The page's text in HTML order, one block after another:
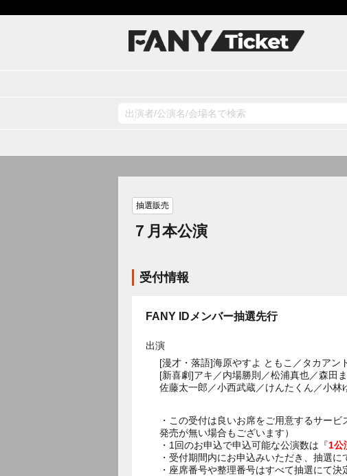
抽選販売
７月本公演
受付情報
FANY IDメンバー抽選先行
出演
[漫才・落語]海原やすよ ともこ／タカアン
[新喜劇]アキ／内場勝則／松浦真也／森田
佐藤太一郎／小西武蔵／けんたくん／小
・この受付は良いお席をご用意するサー
発売が無い場合もございます）
・1回のお申込で申込可能な公演数は『1公
・受付期間内にお申込みいただき、抽選に
・座席番号や整理番号はすべて抽選にて